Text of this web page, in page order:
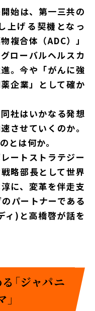
始は、第一三共の
上げる契機となっ
複合体（ADC）」
ローバルヘルスカ
。今や「がんに強
企業」として確か
社はいかなる発想
させていくのか。
とは何か。
ートストラテジー
略部長として世界
に、変革を伴走支
パートナーである
ィ)と高橋啓が話を
「ジャパニ